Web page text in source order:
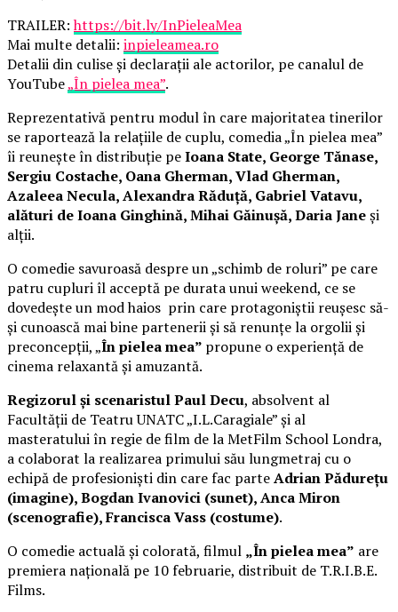
TRAILER:https://bit.ly/InPieleaMea
Mai multe detalii: inpieleamea.ro
Detalii din culise și declarații ale actorilor, pe canalul de
YouTube„În pielea mea”.
Reprezentativă pentru modul în care majoritatea tinerilor
se raportează la relațiile de cuplu, comedia „În pielea mea”
îi reunește în distribuție peIoana State, George Tănase,
Sergiu Costache, Oana Gherman, Vlad Gherman,
Azaleea Necula, Alexandra Răduță, Gabriel Vatavu,
alături de Ioana Ginghină, Mihai Găinușă, Daria Janeși
alții.
O comedie savuroasă despre un „schimb de roluri” pe care
patru cupluri îl acceptă pe durata unui weekend, ce se
dovedește un mod haios prin care protagoniștii reușesc să-
și cunoască mai bine partenerii și să renunțe la orgolii și
preconcepții, „În pielea mea” propune o experiență de
cinema relaxantă și amuzantă.
Regizorul și scenaristul Paul Decu, absolvent al
Facultății de Teatru UNATC „I.L.Caragiale” și al
masteratului în regie de film de la MetFilm School Londra,
a colaborat la realizarea primului său lungmetraj cu o
echipă de profesioniști din care fac parteAdrian Pădurețu
(imagine), Bogdan Ivanovici (sunet), Anca Miron
(scenografie), Francisca Vass (costume).
O comedie actuală și colorată, filmul „În pielea mea” are
premiera națională pe 10 februarie, distribuit de T.R.I.B.E.
Films.